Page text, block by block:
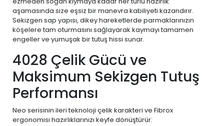
aşamasında size eşsiz bir manevra kabiliyeti kazandırır.
Sekizgen sap yapısı, dikey hareketlerde parmaklarınızın
köşelere tam oturmasını sağlayarak kaymayı tamamen
engeller ve yumuşak bir tutuş hissi sunar.
4028 Çelik Gücü ve
Maksimum Sekizgen Tutuş
Performansı
Neo serisinin ileri teknoloji çelik karakteri ve Fibrox
ergonomisi hazırlıklarınızı keyfe dönüştürür: